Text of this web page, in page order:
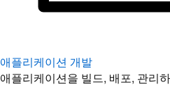
애플리케이션 개발
애플리케이션을 빌드, 배포, 관리